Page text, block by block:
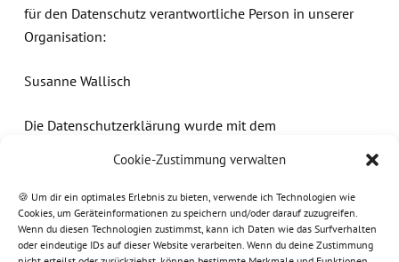
Cookie-Zustimmung verwalten
🍪 Um dir ein optimales Erlebnis zu bieten, verwende ich Technologien wie
Cookies, um Geräteinformationen zu speichern und/oder darauf zuzugreifen.
Wenn du diesen Technologien zustimmst, kann ich Daten wie das Surfverhalten
oder eindeutige IDs auf dieser Website verarbeiten. Wenn du deine Zustimmung
für den Datenschutz verantwortliche Person in unserer
Organisation:
Susanne Wallisch
Die Datenschutzerklärung wurde mit dem